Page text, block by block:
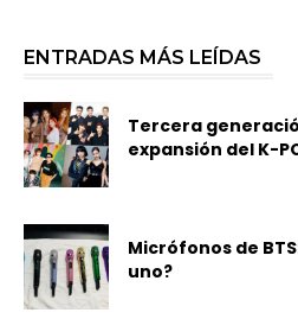
ENTRADAS MÁS LEÍDAS
Tercera
expansión del K-
Micrófonos de
uno?